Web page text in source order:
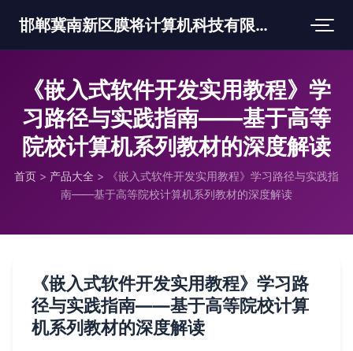
邯郸冀南新区膜将计算机科技有限公司
《嵌入式软件开发实用教程》学
习路径与实践指南——基于高等
院校计算机系列教材的深度解读
首页 > 产品大全 > 《嵌入式软件开发实用教程》学习路径与实践指
南——基于高等院校计算机系列教材的深度解读
《嵌入式软件开发实用教程》学习路
径与实践指南——基于高等院校计算
机系列教材的深度解读